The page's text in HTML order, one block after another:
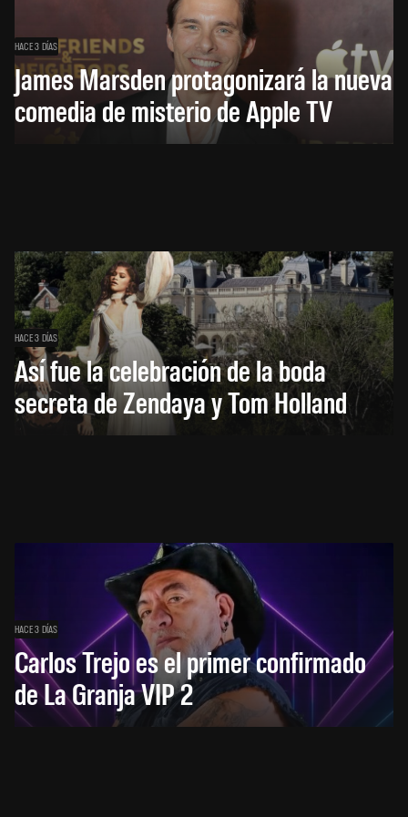
HACE 3 DÍAS
James Marsden protagonizará la nueva
comedia de misterio de Apple TV
HACE 3 DÍAS
Así fue la celebración de la boda
secreta de Zendaya y Tom Holland
HACE 3 DÍAS
Carlos Trejo es el primer confirmado
de La Granja VIP 2